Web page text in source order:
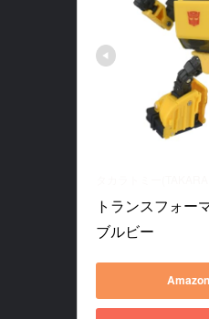
トランスフォー
ブルビー